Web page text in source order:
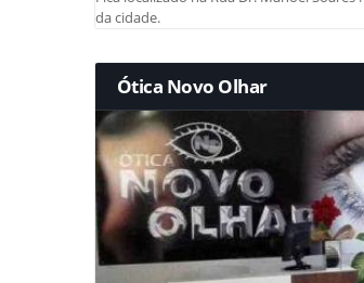
da cidade.
Ótica Novo Olhar